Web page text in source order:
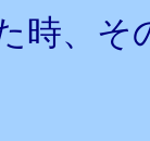
時、そ